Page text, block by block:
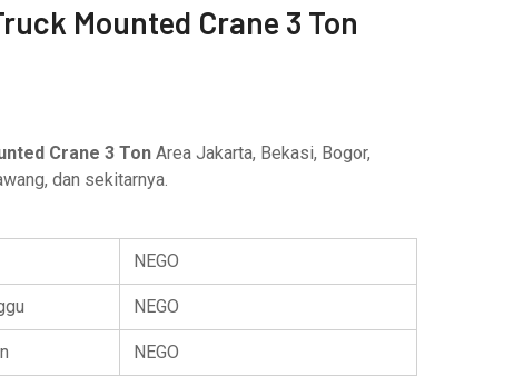
Mounted Crane 3 Ton
Crane 3 Ton Area Jakarta, Bekasi, Bogor,
dan sekitarnya.
NEGO
NEGO
NEGO